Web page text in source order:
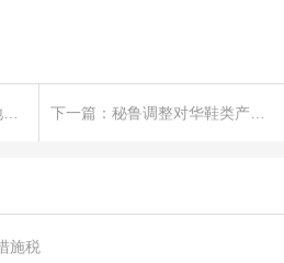
施税